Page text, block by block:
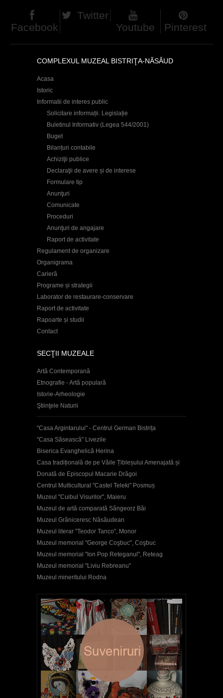
Facebook
Twitter
Youtube
Pinterest
COMPLEXUL MUZEAL BISTRIŢA-NĂSĂUD
Acasa
Istoric
Informatii de interes public
Solicitare informații. Legislație
Buletinul Informativ (Legea 544/2001)
Buget
Bilanțuri contabile
Achiziţii publice
Declaraţii de avere și de interese
Formulare tip
Anunţuri
Comunicate
Proceduri
Anunţuri de angajare
Raport de activitate
Regulament de organizare
Organigrama
Carieră
Programe și strategii
Laborator de restaurare-conservare
Raport de activitate
Rapoarte și studii
Contact
SECŢII MUZEALE
Artă Contemporană
Etnografie - Artă populară
Istorie-Arheologie
Ştiinţele Naturii
"Casa Argintarului" - Centrul German Bistrița
"Casa Săsească" Livezile
Biserica Evanghelică Herina
Casa tradițională de pe Văile Țibleșului Amenajată și
Donată de Episcopul Macarie Drăgoi
Centrul Multicultural "Castel Teleki" Posmuș
Muzeul "Cuibul Visurilor", Maieru
Muzeul de artă comparată Sângeorz Băi
Muzeul Grăniceresc Năsăudean
Muzeul literar "Teodor Tanco", Monor
Muzeul memorial "George Coşbuc", Coşbuc
Muzeul memorial "Ion Pop Reteganul", Reteag
Muzeul memorial "Liviu Rebreanu"
Muzeul mineritului Rodna